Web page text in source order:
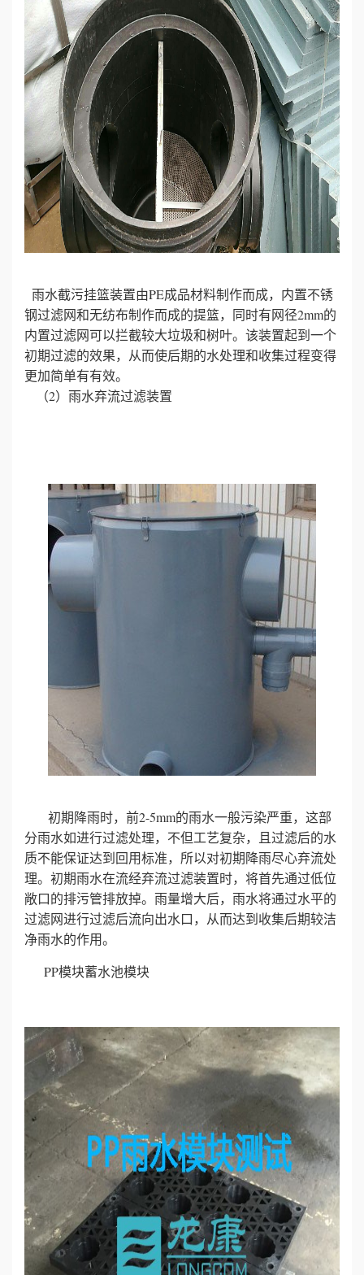
闻
荣
誉
资
雨水截污挂篮装置由PE成品材料制作而成，内置不锈
钢过滤网和无纺布制作而成的提篮，同时有网径2mm的
内置过滤网可以拦截较大垃圾和树叶。该装置起到一个
初期过滤的效果，从而使后期的水处理和收集过程变得
更加简单有有效。
（2）雨水弃流过滤装置
初期降雨时，前2-5mm的雨水一般污染严重，这部
分雨水如进行过滤处理，不但工艺复杂，且过滤后的水
质不能保证达到回用标准，所以对初期降雨尽心弃流处
理。初期雨水在流经弃流过滤装置时，将首先通过低位
敞口的排污管排放掉。雨量增大后，雨水将通过水平的
过滤网进行过滤后流向出水口，从而达到收集后期较洁
净雨水的作用。
PP模块蓄水池模块